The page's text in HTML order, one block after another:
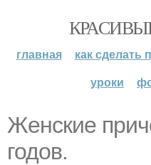
главная как сделать
уроки
Женские
годов.